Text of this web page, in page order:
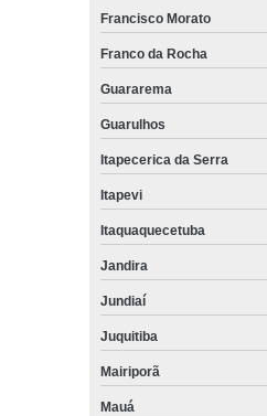
Francisco Morato
Franco da Rocha
Guararema
Guarulhos
Itapecerica da Serra
Itapevi
Itaquaquecetuba
Jandira
Jundiaí
Juquitiba
Mairiporã
Mauá